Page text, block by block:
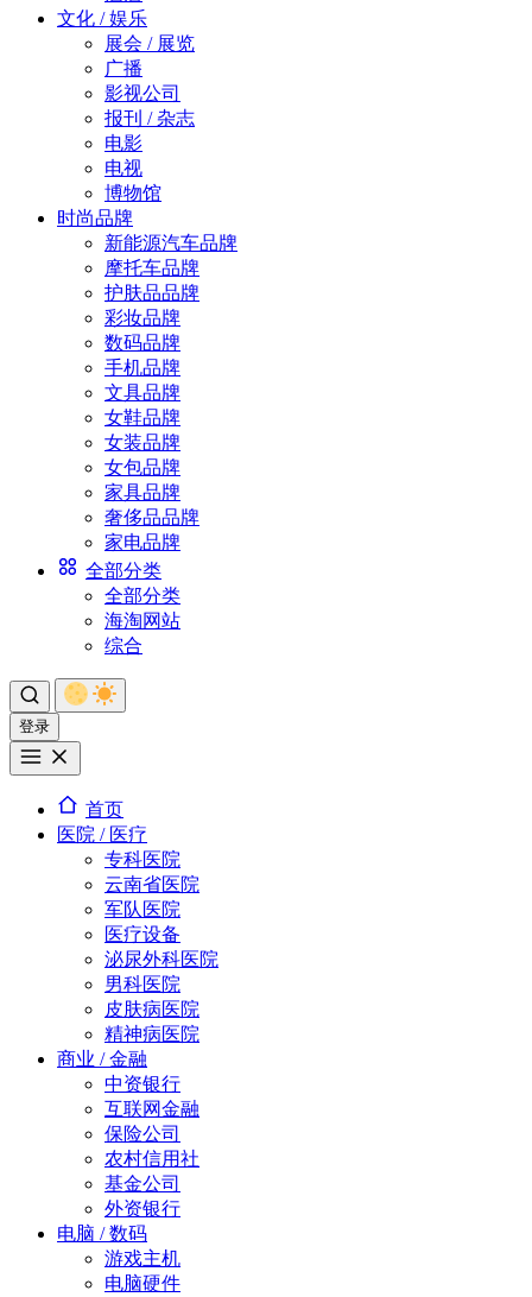
文化 / 娱乐
展会 / 展览
广播
影视公司
报刊 / 杂志
电影
电视
博物馆
时尚品牌
新能源汽车品牌
摩托车品牌
护肤品品牌
彩妆品牌
数码品牌
手机品牌
文具品牌
女鞋品牌
女装品牌
女包品牌
家具品牌
奢侈品品牌
家电品牌
全部分类
全部分类
海淘网站
综合
登录
首页
医院 / 医疗
专科医院
云南省医院
军队医院
医疗设备
泌尿外科医院
男科医院
皮肤病医院
精神病医院
商业 / 金融
中资银行
互联网金融
保险公司
农村信用社
基金公司
外资银行
电脑 / 数码
游戏主机
电脑硬件